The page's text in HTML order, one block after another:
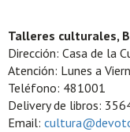
Talleres culturales,
Dirección: Casa de la
Atención: Lunes a
Teléfono: 481001
Delivery de libros:
Email: